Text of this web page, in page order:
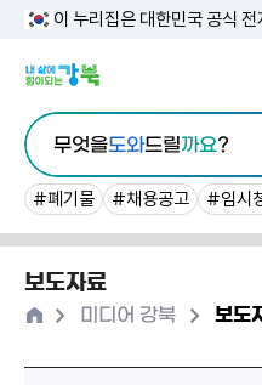
이 누리집은 대한민국 공식
청
통
합
검
색
무엇을도와드릴까요?
#폐기물 #채용공고 #임시
보도자료
홈 >미디어 강북 >보도